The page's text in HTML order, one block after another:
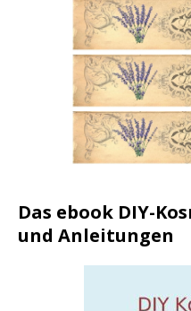
Das ebook DIY-
und Anleitungen